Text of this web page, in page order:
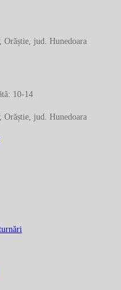
jud. Hunedoara
10-14
jud. Hunedoara